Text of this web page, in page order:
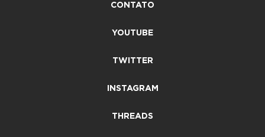
CONTATO
YOUTUBE
TWITTER
INSTAGRAM
THREADS